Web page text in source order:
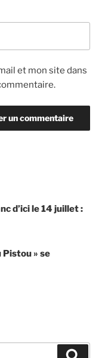
et mon site dans
d’ici le 14 juillet :
Pistou » se